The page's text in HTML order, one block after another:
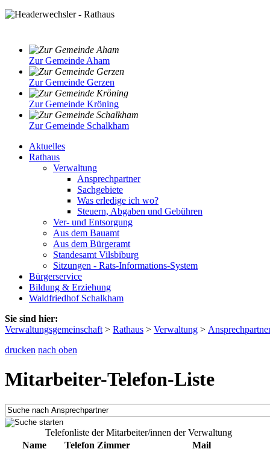
Zur Gemeinde Aham
Zur Gemeinde Gerzen
Zur Gemeinde Kröning
Zur Gemeinde Schalkham
Aktuelles
Rathaus
Verwaltung
Ansprechpartner
Sachgebiete
Was erledige ich wo?
Steuern, Abgaben und Gebühren
Ver- und Entsorgung
Aus dem Bauamt
Aus dem Bürgeramt
Standesamt Vilsbiburg
Sitzungen - Rats-Informations-System
Bürgerservice
Bildung & Erziehung
Waldfriedhof Schalkham
Sie sind hier:
Verwaltungsgemeinschaft > Rathaus > Verwaltung >
drucken nach oben
Mitarbeiter-Telefon-Liste
Telefonliste der Mitarbeiter/innen der Verwaltung
Name
Telefon Zimmer
Mail